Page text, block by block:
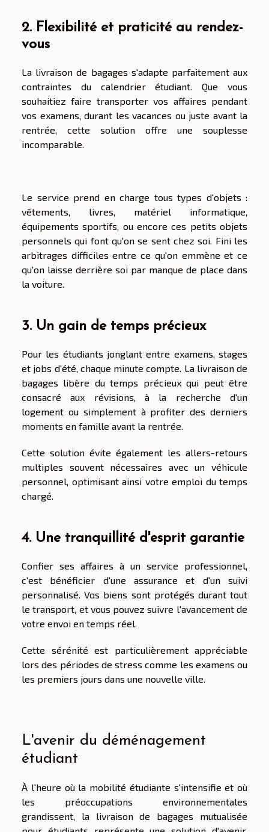
2. Flexibilité et praticité au rendez-
vous
La livraison de bagages s'adapte parfaitement aux
contraintes du calendrier étudiant. Que vous
souhaitiez faire transporter vos affaires pendant
vos examens, durant les vacances ou juste avant la
rentrée, cette solution offre une souplesse
incomparable.
Le service prend en charge tous types d'objets :
vêtements, livres, matériel informatique,
équipements sportifs, ou encore ces petits objets
personnels qui font qu'on se sent chez soi. Fini les
arbitrages difficiles entre ce qu'on emmène et ce
qu'on laisse derrière soi par manque de place dans
la voiture.
3. Un gain de temps précieux
Pour les étudiants jonglant entre examens, stages
et jobs d'été, chaque minute compte. La livraison de
bagages libère du temps précieux qui peut être
consacré aux révisions, à la recherche d'un
logement ou simplement à profiter des derniers
moments en famille avant la rentrée.
Cette solution évite également les allers-retours
multiples souvent nécessaires avec un véhicule
personnel, optimisant ainsi votre emploi du temps
chargé.
4. Une tranquillité d'esprit garantie
Confier ses affaires à un service professionnel,
c'est bénéficier d'une assurance et d'un suivi
personnalisé. Vos biens sont protégés durant tout
le transport, et vous pouvez suivre l'avancement de
votre envoi en temps réel.
Cette sérénité est particulièrement appréciable
lors des périodes de stress comme les examens ou
les premiers jours dans une nouvelle ville.
L'avenir du déménagement
étudiant
À l'heure où la mobilité étudiante s'intensifie et où
les préoccupations environnementales
grandissent, la livraison de bagages mutualisée